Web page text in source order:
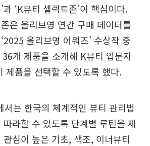
‘K뷰티 셀렉트존’이 핵심이다.
은 올리브영 연간 구매 데이터를
올리브영 어워즈’ 수상작 중
개 제품을 소개해 K뷰티 입문자
제품을 선택할 수 있도록 했다.
서는 한국의 체계적인 뷰티 관리법
라할 수 있도록 단계별 루틴을 제
심이 높은 기초, 색조, 이너뷰티